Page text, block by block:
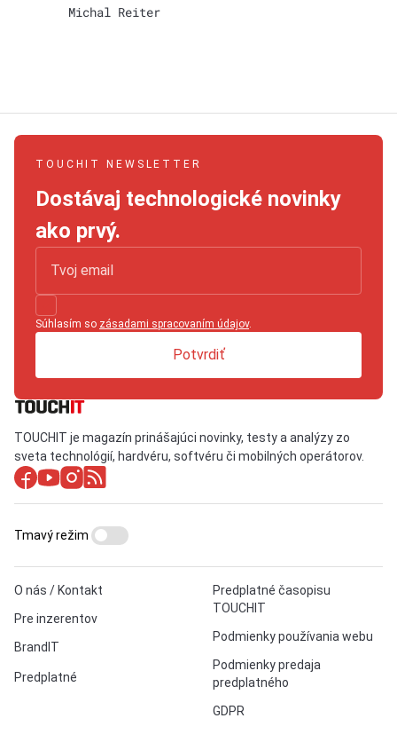
Michal Reiter
TOUCHIT NEWSLETTER
Dostávaj technologické novinky
ako prvý.
Súhlasím so zásadami spracovaním údajov.
Potvrdiť
TOUCHIT je magazín prinášajúci novinky, testy a analýzy zo
sveta technológií, hardvéru, softvéru či mobilných operátorov.
O nás / Kontakt
Pre inzerentov
BrandIT
Predplatné
Predplatné časopisu
TOUCHIT
Podmienky používania webu
Podmienky predaja
predplatného
GDPR
Tmavý režim